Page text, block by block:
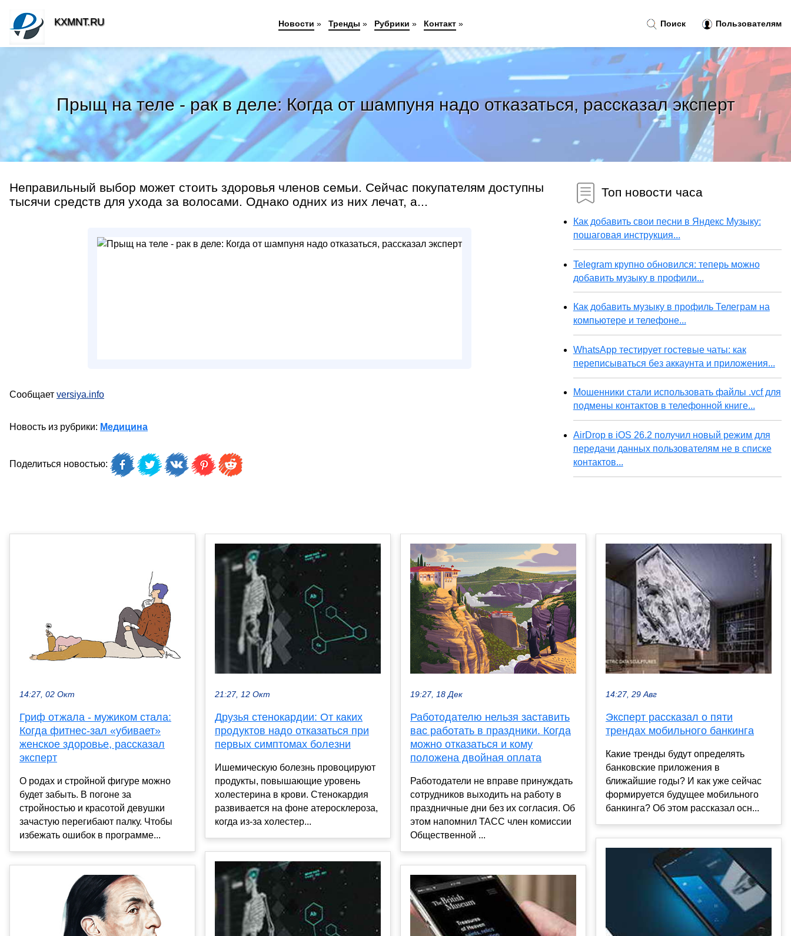
Прыщ на теле - рак в деле: Когда от шампуня надо отказаться, рассказал эксперт
Неправильный выбор может стоить здоровья членов семьи. Сейчас покупателям доступны
тысячи средств для ухода за волосами. Однако одних из них лечат, а...
Сообщает versiya.info
Новость из рубрики: Медицина
Поделиться новостью:
Топ новости часа
Как добавить свои песни в Яндекс Музыку:
пошаговая инструкция...
Telegram крупно обновился: теперь можно
добавить музыку в профили...
Как добавить музыку в профиль Телеграм на
компьютере и телефоне...
WhatsApp тестирует гостевые чаты: как
переписываться без аккаунта и приложения...
Мошенники стали использовать файлы .vcf для
подмены контактов в телефонной книге...
AirDrop в iOS 26.2 получил новый режим для
передачи данных пользователям не в списке
контактов...
14:27, 02 Окт
Гриф отжала - мужиком стала:
Когда фитнес-зал «убивает»
женское здоровье, рассказал
эксперт
О родах и стройной фигуре можно
будет забыть. В погоне за
стройностью и красотой девушки
зачастую перегибают палку. Чтобы
избежать ошибок в программе...
21:27, 12 Окт
Друзья стенокардии: От каких
продуктов надо отказаться при
первых симптомах болезни
Ишемическую болезнь провоцируют
продукты, повышающие уровень
холестерина в крови. Стенокардия
развивается на фоне атеросклероза,
когда из-за холестер...
19:27, 18 Дек
Работодателю нельзя заставить
вас работать в праздники. Когда
можно отказаться и кому
положена двойная оплата
Работодатели не вправе принуждать
сотрудников выходить на работу в
праздничные дни без их согласия. Об
этом напомнил ТАСС член комиссии
Общественной ...
14:27, 29 Авг
Эксперт рассказал о пяти
трендах мобильного банкинга
Какие тренды будут определять
банковские приложения в
ближайшие годы? И как уже сейчас
формируется будущее мобильного
банкинга? Об этом рассказал осн...
Поиск Пользователям
KXMNT.RU Новости » Тренды » Рубрики » Контакт»